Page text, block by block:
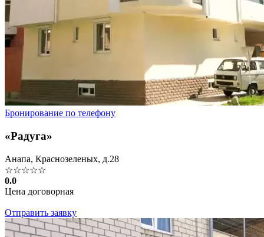
Бронирование по телефону
«Радуга»
Анапа, Краснозеленых, д.28
☆☆☆☆☆
0.0
Цена договорная
Отправить заявку